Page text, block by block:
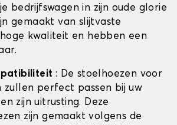
bedrijfswagen in zijn oude glorie
gemaakt van slijtvaste
kwaliteit en hebben een
: De stoelhoezen voor
zullen perfect passen bij uw
en zijn uitrusting. Deze
zijn gemaakt volgens de